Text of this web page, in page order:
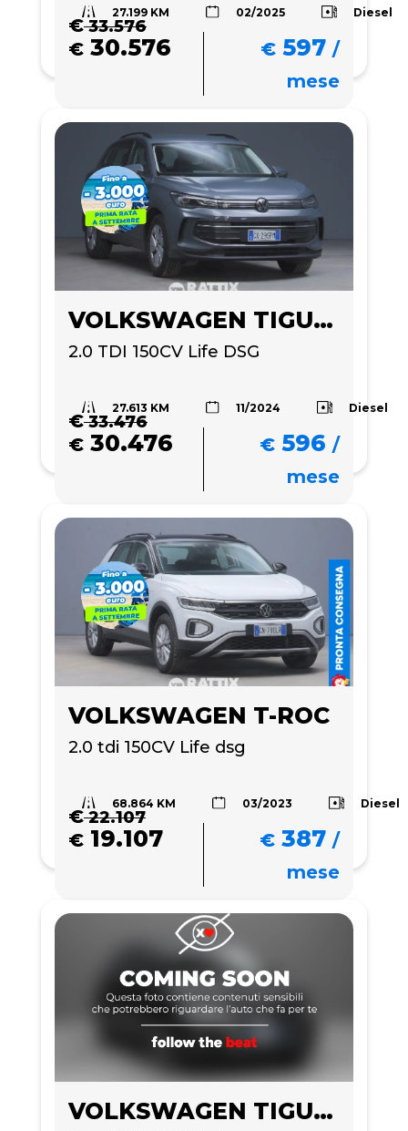
27.199 KM 02/2025 Diesel
€33.576
€ 30.576 € 597 /
mese
VOLKSWAGEN TIGUAN
2.0 TDI 150CV Life DSG
27.613 KM 11/2024 Diesel
€33.476
€ 30.476 € 596 /
mese
VOLKSWAGEN T-ROC
2.0 tdi 150CV Life dsg
68.864 KM 03/2023 Diesel
€22.107
€ 19.107 € 387 /
mese
VOLKSWAGEN TIGUAN